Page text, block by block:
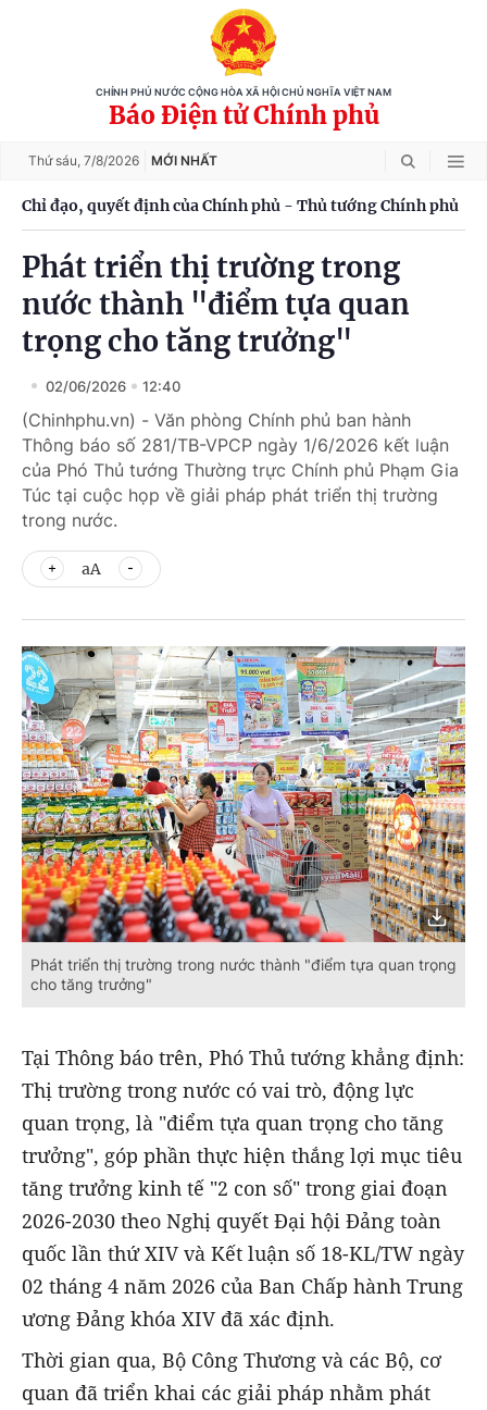
CHÍNH PHỦ NƯỚC CỘNG HÒA XÃ HỘI CHỦ NGHĨA VIỆT NAM
Báo Điện tử Chính phủ
Thứ sáu, 7/8/2026 MỚI NHẤT
Chỉ đạo, quyết định của Chính phủ - Thủ tướng Chính phủ
Phát triển thị trường trong
nước thành "điểm tựa quan
trọng cho tăng trưởng"
02/06/2026 12:40
(Chinhphu.vn) - Văn phòng Chính phủ ban hành
Thông báo số 281/TB-VPCP ngày 1/6/2026 kết luận
của Phó Thủ tướng Thường trực Chính phủ Phạm Gia
Túc tại cuộc họp về giải pháp phát triển thị trường
trong nước.
aA
Phát triển thị trường trong nước thành "điểm tựa quan trọng
cho tăng trưởng"
Tại Thông báo trên, Phó Thủ tướng khẳng định:
Thị trường trong nước có vai trò, động lực
quan trọng, là "điểm tựa quan trọng cho tăng
trưởng", góp phần thực hiện thắng lợi mục tiêu
tăng trưởng kinh tế "2 con số" trong giai đoạn
2026-2030 theo Nghị quyết Đại hội Đảng toàn
quốc lần thứ XIV và Kết luận số 18-KL/TW ngày
02 tháng 4 năm 2026 của Ban Chấp hành Trung
ương Đảng khóa XIV đã xác định.
Thời gian qua, Bộ Công Thương và các Bộ, cơ
quan đã triển khai các giải pháp nhằm phát